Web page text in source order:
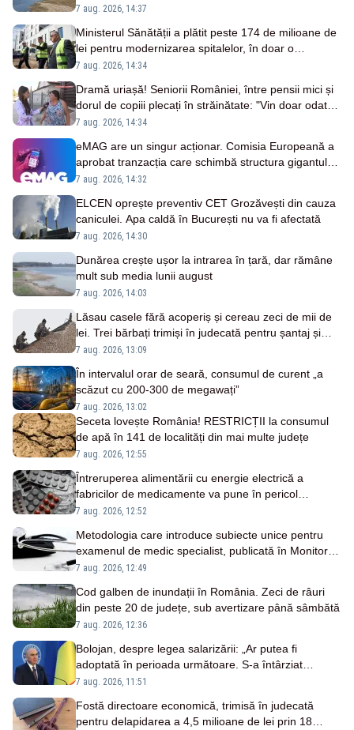
săptămânii viitoare
7 aug. 2026, 14:37
Ministerul Sănătății a plătit peste 174 de milioane de
lei pentru modernizarea spitalelor, în doar o
săptămână
7 aug. 2026, 14:34
Dramă uriașă! Seniorii României, între pensii mici și
dorul de copiii plecați în străinătate: "Vin doar odată
pe an"
7 aug. 2026, 14:34
eMAG are un singur acționar. Comisia Europeană a
aprobat tranzacția care schimbă structura gigantului
românesc
7 aug. 2026, 14:32
ELCEN oprește preventiv CET Grozăvești din cauza
caniculei. Apa caldă în București nu va fi afectată
7 aug. 2026, 14:30
Dunărea crește ușor la intrarea în țară, dar rămâne
mult sub media lunii august
7 aug. 2026, 14:03
Lăsau casele fără acoperiș și cereau zeci de mii de
lei. Trei bărbați trimiși în judecată pentru șantaj și
tâlhărie
7 aug. 2026, 13:09
În intervalul orar de seară, consumul de curent „a
scăzut cu 200-300 de megawați”
7 aug. 2026, 13:02
Seceta lovește România! RESTRICȚII la consumul
de apă în 141 de localități din mai multe județe
7 aug. 2026, 12:55
Întreruperea alimentării cu energie electrică a
fabricilor de medicamente va pune în pericol
pacienții
7 aug. 2026, 12:52
Metodologia care introduce subiecte unice pentru
examenul de medic specialist, publicată în Monitorul
Oficial
7 aug. 2026, 12:49
Cod galben de inundații în România. Zeci de râuri
din peste 20 de județe, sub avertizare până sâmbătă
7 aug. 2026, 12:36
Bolojan, despre legea salarizării: „Ar putea fi
adoptată în perioada următoare. S-a întârziat
depunerea din cauza unor discursuri iresponsabile în
7 aug. 2026, 11:51
Fostă directoare economică, trimisă în judecată
pentru delapidarea a 4,5 milioane de lei prin 18